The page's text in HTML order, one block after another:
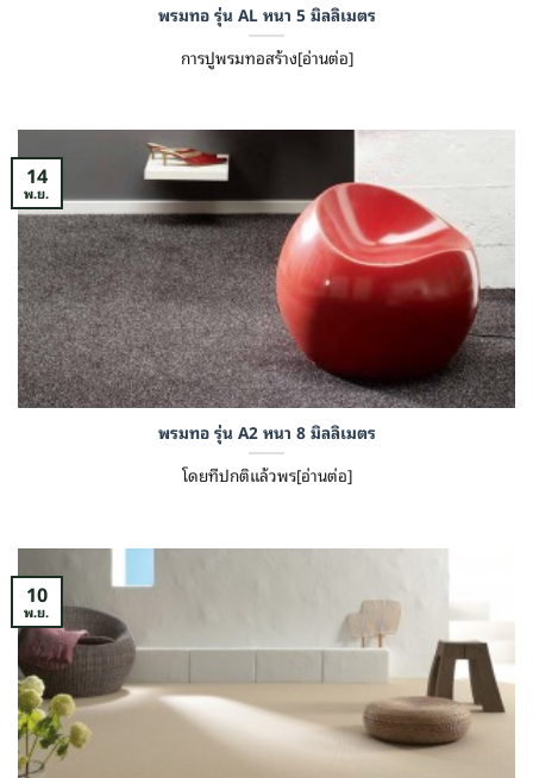
พรมทอ รุ่น AL หนา 5 มิลลิเมตร
การปูพรมทอสร้าง[อ่านต่อ]
พรมทอ รุ่น A2 หนา 8 มิลลิเมตร
โดยทีปกติแล้วพร[อ่านต่อ]
14
พ.ย.
10
พ.ย.